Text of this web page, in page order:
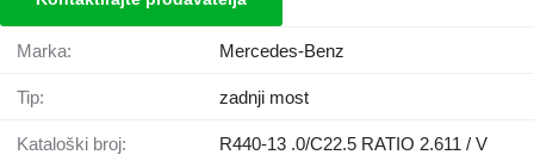
Marka: Mercedes-Benz
Tip: zadnji most
Kataloški broj: R440-13 .0/C22.5 RATIO 2.611 / V